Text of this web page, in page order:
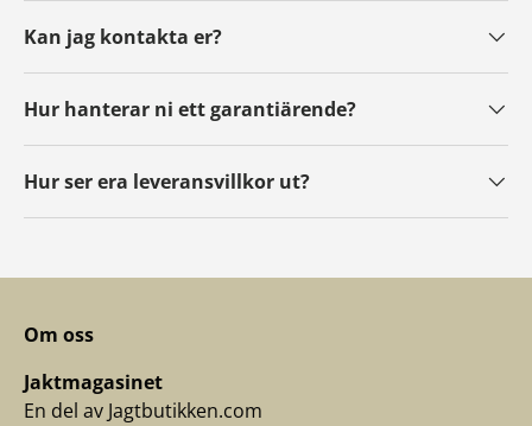
Kan jag kontakta er?
Hur hanterar ni ett garantiärende?
Hur ser era leveransvillkor ut?
Om oss
Jaktmagasinet
En del av Jagtbutikken.com